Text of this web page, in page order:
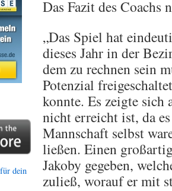
Das Fazit des Coachs
„Das Spiel hat
dieses Jahr in der
dem zu rechnen sein
Potenzial
konnte. Es zeigte sich
nicht erreicht ist, da
Mannschaft selbst
ließen. Einen
Jakoby gegeben,
zuließ, worauf er mit